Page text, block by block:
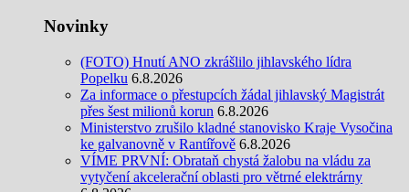
Novinky
(FOTO) Hnutí ANO zkrášlilo jihlavského lídra
Popelku 6.8.2026
Za informace o přestupcích žádal jihlavský Magistrát
přes šest milionů korun 6.8.2026
Ministerstvo zrušilo kladné stanovisko Kraje Vysočina
ke galvanovně v Rantířově 6.8.2026
VÍME PRVNÍ: Obrataň chystá žalobu na vládu za
vytyčení akcelerační oblasti pro větrné elektrárny